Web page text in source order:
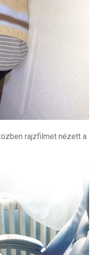
rajzfilmet nézett a